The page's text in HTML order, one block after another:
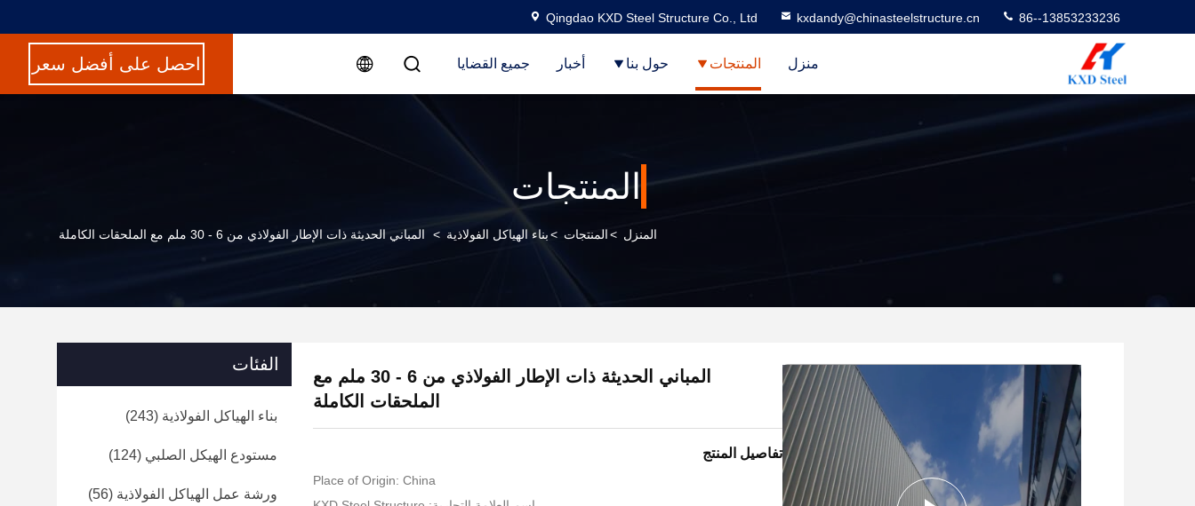
Qingdao KXD Steel Structure Co., Ltd kxdandy@chinasteelstructure.cn 86--13853233236
منزل المنتجات حول بنا أخبار جميع القضايا احصل على أفضل سعر
المنتجات
المنزل >المنتجات >بناء الهياكل الفولاذية > المباني الحديثة ذات الإطار الفولاذي من 6 - 30 ملم مع الملحقات الكاملة
المباني الحديثة ذات الإطار الفولاذي من 6 - 30 ملم مع
الملحقات الكاملة
تفاصيل المنتج
Place of Origin: China
الفئات
بناء الهياكل الفولاذية (243)
مستودع الهيكل الصلبي (124)
ورشة عمل الهياكل الفولاذية (56)